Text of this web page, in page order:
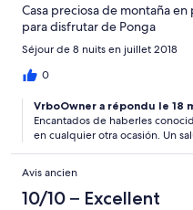
Casa preciosa de montaña
para disfrutar de Ponga
Séjour de 8 nuits en juillet 2018
0
VrboOwner a répondu le 18
Encantados de haberles
en cualquier otra ocasión. Un
Avis ancien
10/10 – Excellent